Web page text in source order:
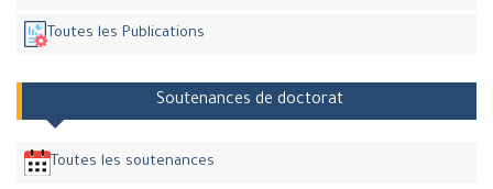
Toutes les Publications
Soutenances de doctorat
Toutes les soutenances